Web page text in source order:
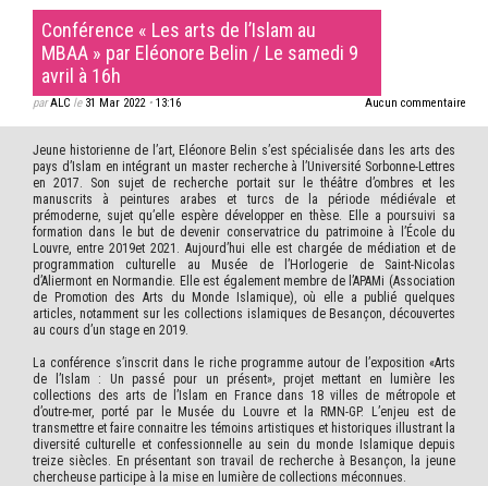
Conférence « Les arts de l’Islam au
MBAA » par Eléonore Belin / Le samedi 9
avril à 16h
parALC le 31 Mar 2022• 13:16 Aucun commentaire
Jeune historienne de l’art, Eléonore Belin s’est spécialisée dans les arts des
pays d’Islam en intégrant un master recherche à l’Université Sorbonne-Lettres
en 2017. Son sujet de recherche portait sur le théâtre d’ombres et les
manuscrits à peintures arabes et turcs de la période médiévale et
prémoderne, sujet qu’elle espère développer en thèse. Elle a poursuivi sa
formation dans le but de devenir conservatrice du patrimoine à l’École du
Louvre, entre 2019et 2021. Aujourd’hui elle est chargée de médiation et de
programmation culturelle au Musée de l’Horlogerie de Saint-Nicolas
d’Aliermont en Normandie. Elle est également membre de l’APAMi (Association
de Promotion des Arts du Monde Islamique), où elle a publié quelques
articles, notamment sur les collections islamiques de Besançon, découvertes
au cours d’un stage en 2019.
La conférence s’inscrit dans le riche programme autour de l’exposition «Arts
de l’Islam : Un passé pour un présent», projet mettant en lumière les
collections des arts de l’Islam en France dans 18 villes de métropole et
d’outre-mer, porté par le Musée du Louvre et la RMN-GP. L’enjeu est de
transmettre et faire connaitre les témoins artistiques et historiques illustrant la
diversité culturelle et confessionnelle au sein du monde Islamique depuis
treize siècles. En présentant son travail de recherche à Besançon, la jeune
chercheuse participe à la mise en lumière de collections méconnues.